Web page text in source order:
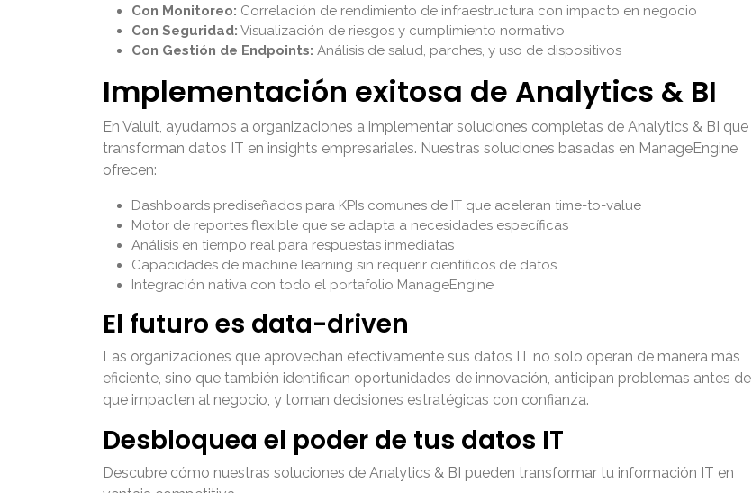
Con Monitoreo: Correlación de rendimiento de infraestructura con impacto en negocio
Con Seguridad: Visualización de riesgos y cumplimiento normativo
Con Gestión de Endpoints: Análisis de salud, parches, y uso de dispositivos
Implementación exitosa de Analytics & BI
En Valuit, ayudamos a organizaciones a implementar soluciones completas de Analytics & BI que
transforman datos IT en insights empresariales. Nuestras soluciones basadas en ManageEngine
ofrecen:
Dashboards prediseñados para KPIs comunes de IT que aceleran time-to-value
Motor de reportes flexible que se adapta a necesidades específicas
Análisis en tiempo real para respuestas inmediatas
Capacidades de machine learning sin requerir científicos de datos
Integración nativa con todo el portafolio ManageEngine
El futuro es data-driven
Las organizaciones que aprovechan efectivamente sus datos IT no solo operan de manera más
eficiente, sino que también identifican oportunidades de innovación, anticipan problemas antes de
que impacten al negocio, y toman decisiones estratégicas con confianza.
Desbloquea el poder de tus datos IT
Descubre cómo nuestras soluciones de Analytics & BI pueden transformar tu información IT en